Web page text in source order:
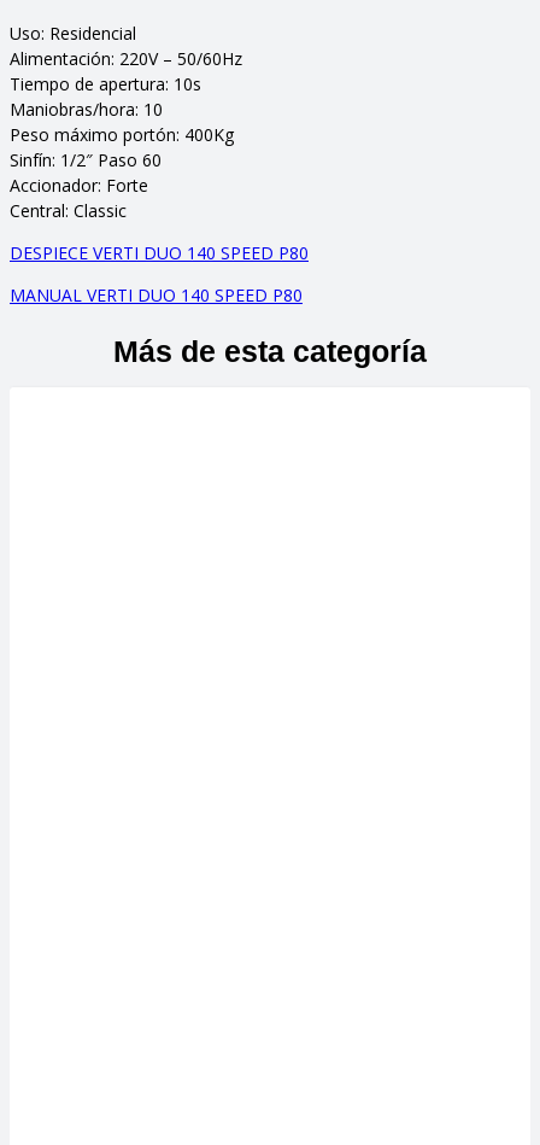
Uso: Residencial
Alimentación: 220V – 50/60Hz
Tiempo de apertura: 10s
Maniobras/hora: 10
Peso máximo portón: 400Kg
Sinfín: 1/2″ Paso 60
Accionador: Forte
Central: Classic
DESPIECE VERTI DUO 140 SPEED P80
MANUAL VERTI DUO 140 SPEED P80
Más de esta categoría